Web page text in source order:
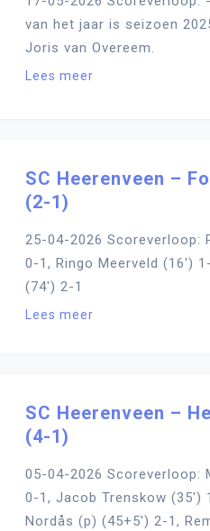
van het jaar is seizoen
Joris van Overeem.
Lees meer
SC Heerenveen –
(2-1)
25-04-2026 Scoreverloop:
0-1, Ringo Meerveld (16′)
(74′) 2-1
Lees meer
SC Heerenveen –
(4-1)
05-04-2026 Scoreverloop:
0-1, Jacob Trenskow (35′)
Nordås (p) (45+5′) 2-1,